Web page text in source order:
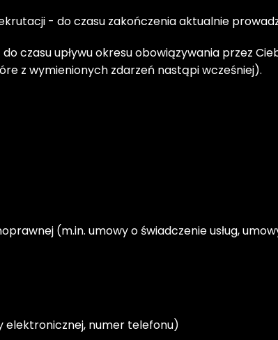
- do czasu zakończenia aktualnie
czasu upływu okresu obowiązywania przez
z wymienionych zdarzeń nastąpi wcześniej).
(m.in. umowy o świadczenie usług,
elektronicznej, numer telefonu)